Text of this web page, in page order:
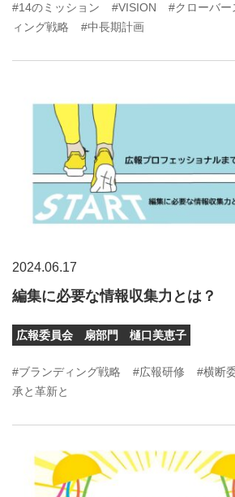
#14のミッション #VISION #クローバー
ィング戦略
#中長期計画
2024.06.17
編集に必要な情報収集力とは？
広報委員会 扇部門 樋口美恵子
#ブランディング戦略 #広報研修 #横断
承と革新と